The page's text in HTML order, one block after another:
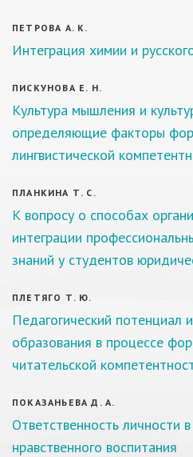
ПЕТРОВА А. К.
Интеграция химии и
ПИСКУНОВА Е. Н.
Культура мышления и
определяющие факторы
лингвистической
ПЛАНКИНА Т. С.
К вопросу о способах
интеграции
знаний у студентов
ПЛЕТЯГО Т. Ю.
Педагогический потенциал
образования в процессе
читательской
ПОКАЗАНЬЕВА Д. А.
Ответственность личности
нравственного воспитания